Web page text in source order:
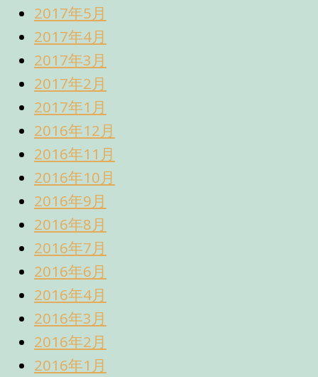
2017年5月
2017年4月
2017年3月
2017年2月
2017年1月
2016年12月
2016年11月
2016年10月
2016年9月
2016年8月
2016年7月
2016年6月
2016年4月
2016年3月
2016年2月
2016年1月